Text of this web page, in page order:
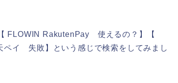
FLOWIN RakutenPay 使えるの？】【
ペイ 失敗】という感じで検索をしてみまし